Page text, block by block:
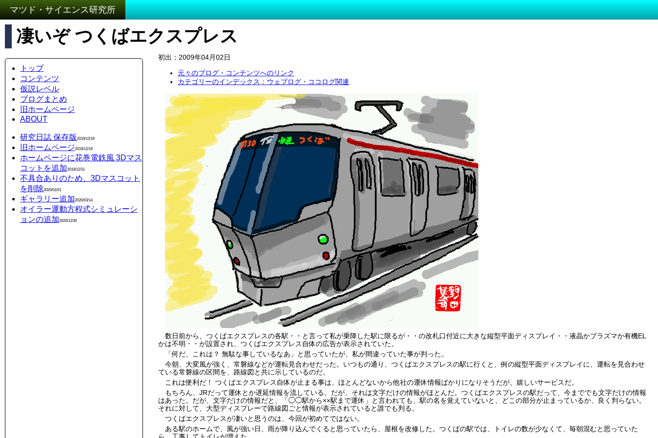
マツド・サイエンス研究所
凄いぞ つくばエクスプレス
トップ
コンテンツ
仮説レベル
ブログまとめ
旧ホームページ
ABOUT
研究日誌 保存版 2019/12/19
旧ホームページ2019/12/19
ホームページに花巻電鉄風 3Dマス
コットを追加2019/12/31
不具合ありのため、3Dマスコット
を削除2020/01/01
ギャラリー追加2020/03/14
オイラー運動方程式シミュレーシ
ョンの追加2020/12/30
初出：2009年04月02日
元々のブログ・コンテンツへのリンク
カテゴリーのインデックス：ウェブログ・ココログ関連
数日前から、つくばエクスプレスの各駅・・と言って私が乗降した駅に限るが・・の改札口付近に大きな縦型平面ディスプレイ・・液晶かプラズマか有機EL
かは不明・・が設置され、つくばエクスプレス自体の広告が表示されていた。
「何だ、これは？ 無駄な事しているなあ」と思っていたが、私が間違っていた事が判った。
今朝、大変風が強く、常磐線などが運転見合わせだった。いつもの通り、つくばエクスプレスの駅に行くと、例の縦型平面ディスプレイに、運転を見合わせ
ている常磐線の区間を、路線図と共に示しているのだ。
これは便利だ！ つくばエクスプレス自体が止まる事は、ほとんどないから他社の運休情報ばかりになりそうだが、嬉しいサービスだ。
もちろん、JRだって運休とか遅延情報を流している。だが、それは文字だけの情報がほとんだ。つくばエクスプレスの駅だって、今まででも文字だけの情報
はあった。だが、文字だけの情報だと、「◯◯駅から××駅まで運休」と言われても、駅の名を覚えていないと、どこの部分が止まっているか、良く判らない。
それに対して、大型ディスプレーで路線図ごと情報が表示されていると誰でも判る。
つくばエクスプレスが凄いと思うのは、今回が初めてではない。
ある駅のホームで、風が強い日、雨が降り込んでくると思っていたら、屋根を改修した。つくばの駅では、トイレの数が少なくて、毎朝混むと思っていた